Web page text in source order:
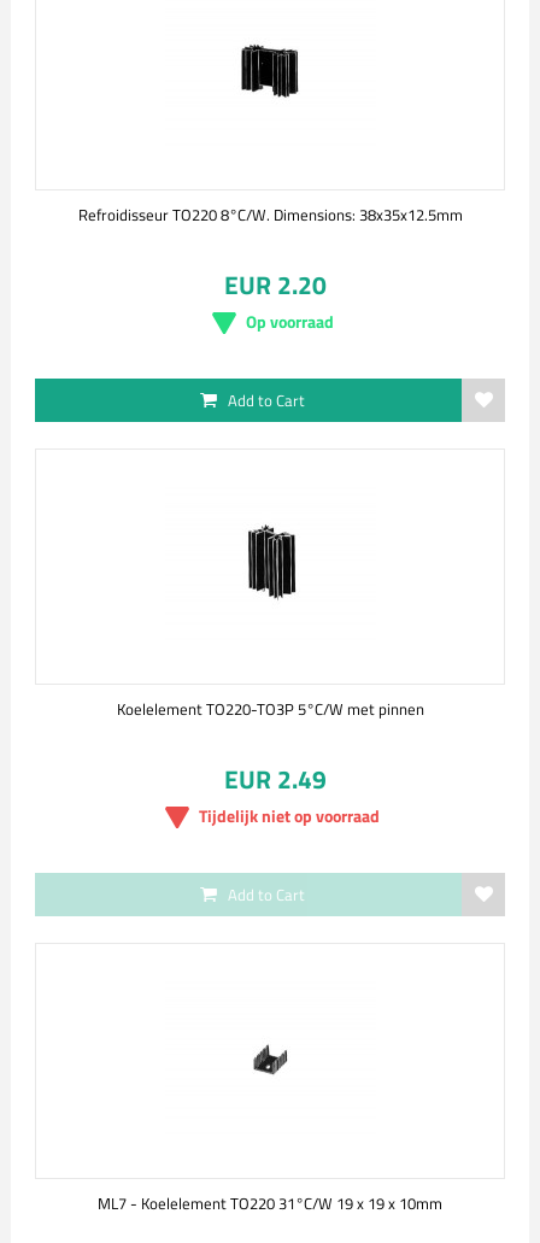
Refroidisseur TO220 8°C/W. Dimensions: 38x35x12.5mm
EUR 2.20
Op voorraad
Add to Cart
Koelelement TO220-TO3P 5°C/W met pinnen
EUR 2.49
Tijdelijk niet op voorraad
Add to Cart
ML7 - Koelelement TO220 31°C/W 19 x 19 x 10mm